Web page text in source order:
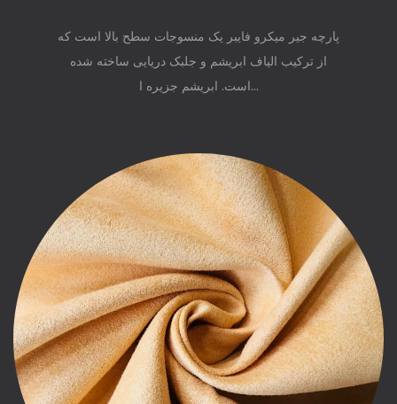
پارچه جیر میکرو فایبر یک منسوجات سطح بالا است که
از ترکیب الیاف ابریشم و جلبک دریایی ساخته شده
است. ابریشم جزیره ا...